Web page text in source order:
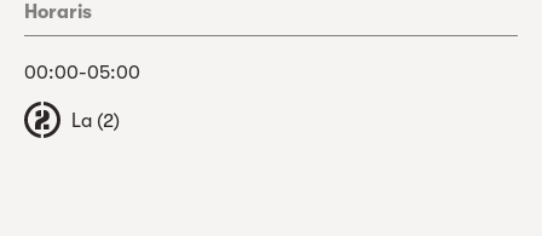
Horaris
00:00-05:00
La (2)